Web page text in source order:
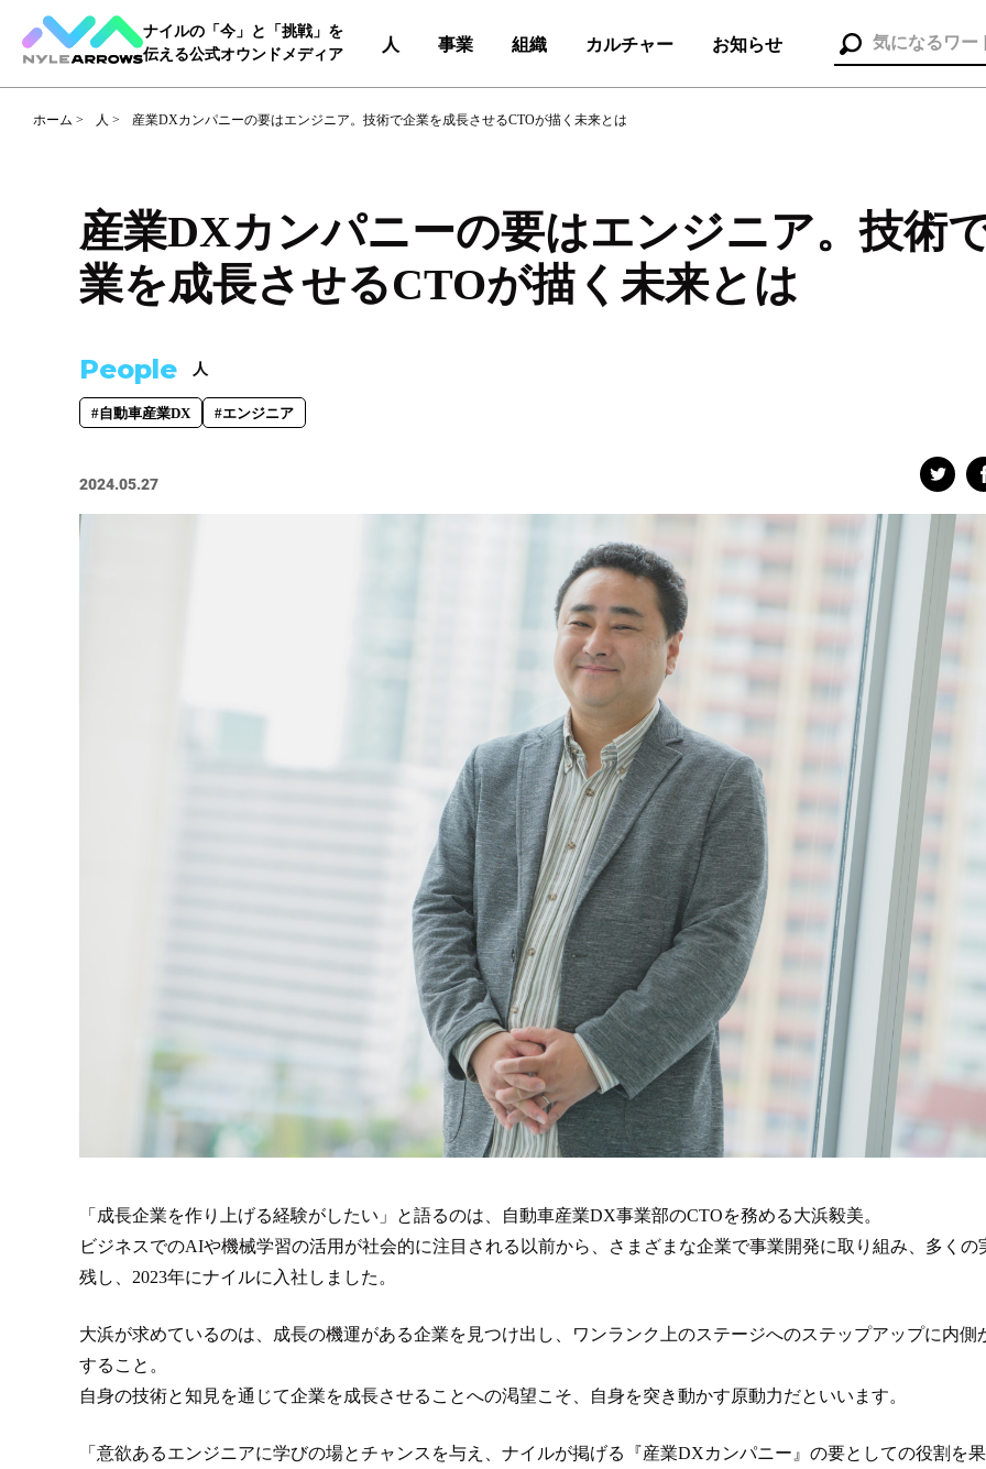
ナイルの「今」と「挑戦」を
伝える公式オウンドメディア
人 事業 組織 カルチャー お知らせ
人（65） 事業（36） 組織（37） お知らせ（25）
事業部 #DX＆マーケティング
#編集
#安心をつくる仕組み #社内異動
ホーム > 人 > 産業DXカンパニーの要はエンジニア。技術で企業を成長させるCTOが描く未来とは
産業DXカンパニーの要はエンジニア。技術
業を成長させるCTOが描く未来とは
People 人
#自動車産業DX #エンジニア
2024.05.27
「成長企業を作り上げる経験がしたい」と語るのは、自動車産業DX事業部のCTOを務める大浜毅美。
ビジネスでのAIや機械学習の活用が社会的に注目される以前から、さまざまな企業で事業開発に取り組み、多くの
残し、2023年にナイルに入社しました。
大浜が求めているのは、成長の機運がある企業を見つけ出し、ワンランク上のステージへのステップアップに内側
すること。
自身の技術と知見を通じて企業を成長させることへの渇望こそ、自身を突き動かす原動力だといいます。
「意欲あるエンジニアに学びの場とチャンスを与え、ナイルが掲げる『産業DXカンパニー』の要としての役割を